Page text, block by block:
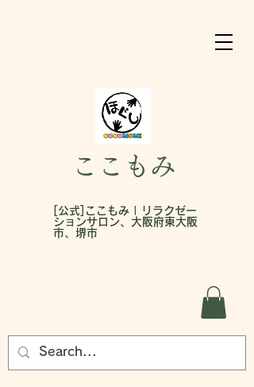
ここもみ
[公式]ここもみ | リラクゼー
ションサロン、大阪府東大阪
市、堺市